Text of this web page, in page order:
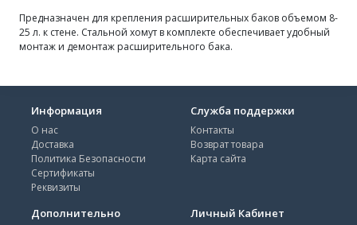
Предназначен для крепления расширительных баков объемом 8-
25 л. к стене. Стальной хомут в комплекте обеспечивает удобный
монтаж и демонтаж расширительного бака.
Информация
О нас
Доставка
Политика Безопасности
Сертификаты
Реквизиты
Служба поддержки
Контакты
Возврат товара
Карта сайта
Дополнительно Личный Кабинет